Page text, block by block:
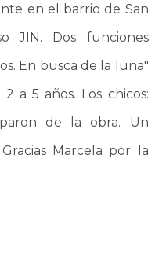
en el barrio de San
JIN. Dos funciones
En busca de la luna"
a 5 años. Los chicos:
de la obra. Un
Marcela por la